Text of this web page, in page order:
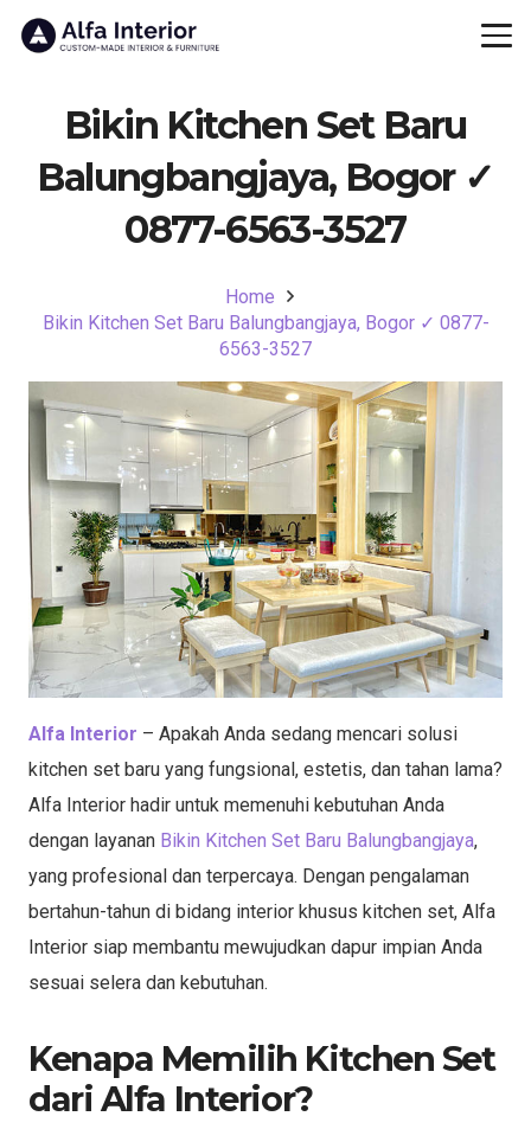
Bikin Kitchen Set Baru
Balungbangjaya, Bogor ✓
0877-6563-3527
Home
Bikin Kitchen Set Baru Balungbangjaya, Bogor ✓ 0877-
6563-3527
Alfa Interior – Apakah Anda sedang mencari solusi
kitchen set baru yang fungsional, estetis, dan tahan lama?
Alfa Interior hadir untuk memenuhi kebutuhan Anda
dengan layanan Bikin Kitchen Set Baru Balungbangjaya,
yang profesional dan terpercaya. Dengan pengalaman
bertahun-tahun di bidang interior khusus kitchen set, Alfa
Interior siap membantu mewujudkan dapur impian Anda
sesuai selera dan kebutuhan.
Kenapa Memilih Kitchen Set
dari Alfa Interior?